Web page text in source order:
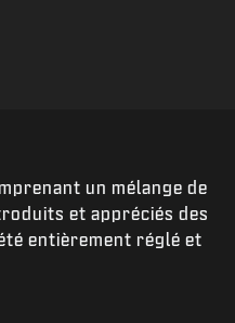
un mélange de
et appréciés des
entièrement réglé et